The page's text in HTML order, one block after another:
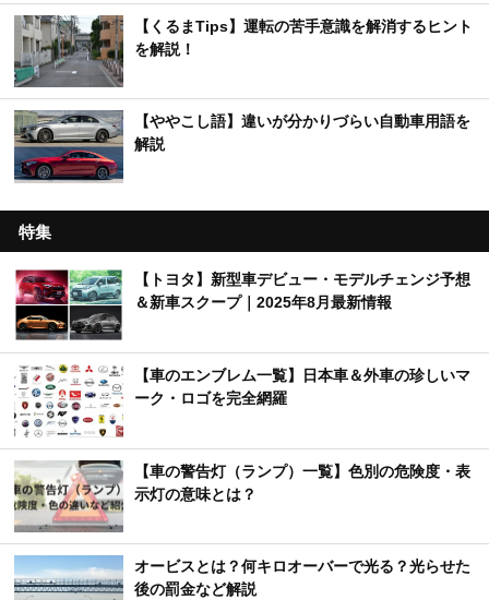
【くるまTips】運転の苦手意識を解消するヒント
を解説！
【ややこし語】違いが分かりづらい自動車用語を
解説
特集
【トヨタ】新型車デビュー・モデルチェンジ予想
＆新車スクープ｜2025年8月最新情報
【車のエンブレム一覧】日本車＆外車の珍しいマ
ーク・ロゴを完全網羅
【車の警告灯（ランプ）一覧】色別の危険度・表
示灯の意味とは？
オービスとは？何キロオーバーで光る？光らせた
後の罰金など解説